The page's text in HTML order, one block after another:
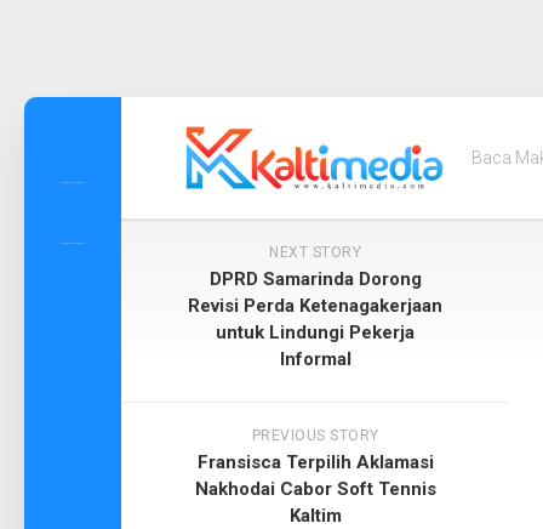
Skip
Baca
NEXT STORY
DPRD Samarinda Dorong
Revisi Perda Ketenagakerjaan
untuk Lindungi Pekerja
Informal
PREVIOUS STORY
Fransisca Terpilih Aklamasi
Nakhodai Cabor Soft Tennis
Kaltim